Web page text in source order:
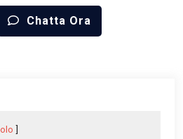
Chatta Ora